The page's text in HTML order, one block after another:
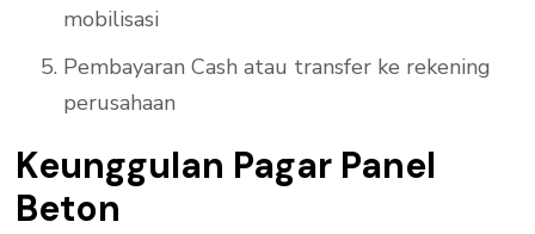
mobilisasi
Pembayaran Cash atau transfer ke rekening
perusahaan
Keunggulan Pagar Panel
Beton